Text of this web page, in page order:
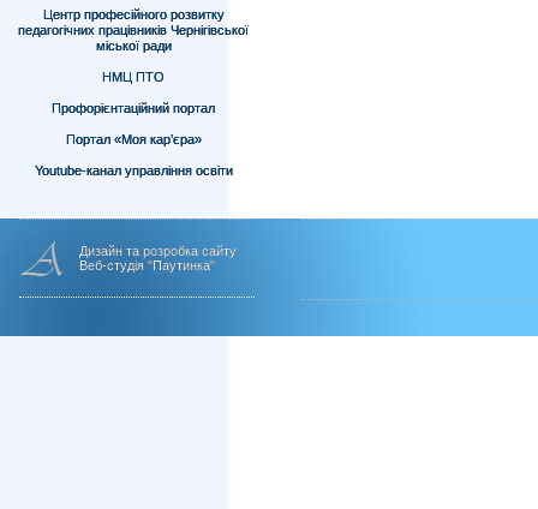
Центр професійного розвитку
педагогічних працівників Чернігівської
міської ради
НМЦ ПТО
Профорієнтаційний портал
Портал «Моя кар’єра»
Youtube-канал управління освіти
Дизайн та розробка сайту
Веб-студія "Паутинка"